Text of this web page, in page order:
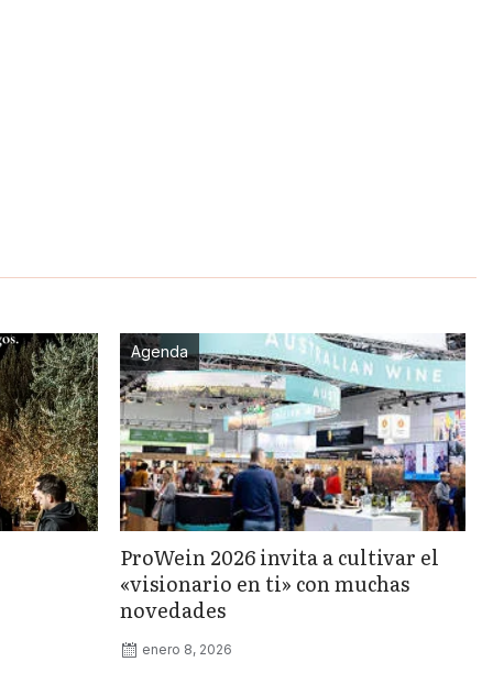
Agenda
ProWein 2026 invita a cultivar el
«visionario en ti» con muchas
novedades
enero 8, 2026